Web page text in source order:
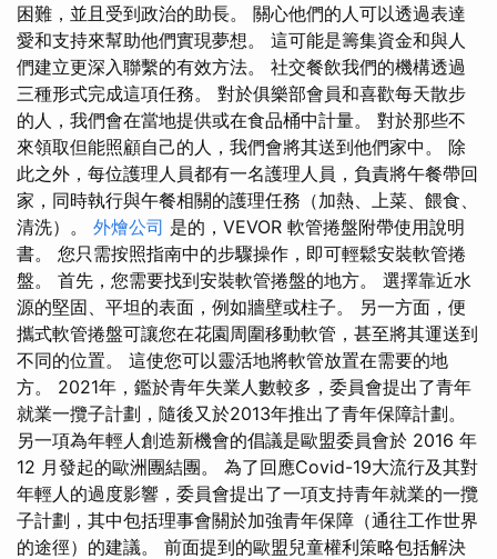
困難，並且受到政治的助長。 關心他們的人可以透過表達
愛和支持來幫助他們實現夢想。 這可能是籌集資金和與人
們建立更深入聯繫的有效方法。 社交餐飲我們的機構透過
三種形式完成這項任務。 對於俱樂部會員和喜歡每天散步
的人，我們會在當地提供或在食品桶中計量。 對於那些不
來領取但能照顧自己的人，我們會將其送到他們家中。 除
此之外，每位護理人員都有一名護理人員，負責將午餐帶回
家，同時執行與午餐相關的護理任務（加熱、上菜、餵食、
清洗）。 外燴公司 是的，VEVOR 軟管捲盤附帶使用說明
書。 您只需按照指南中的步驟操作，即可輕鬆安裝軟管捲
盤。 首先，您需要找到安裝軟管捲盤的地方。 選擇靠近水
源的堅固、平坦的表面，例如牆壁或柱子。 另一方面，便
攜式軟管捲盤可讓您在花園周圍移動軟管，甚至將其運送到
不同的位置。 這使您可以靈活地將軟管放置在需要的地
方。 2021年，鑑於青年失業人數較多，委員會提出了青年
就業一攬子計劃，隨後又於2013年推出了青年保障計劃。
另一項為年輕人創造新機會的倡議是歐盟委員會於 2016 年
12 月發起的歐洲團結團。 為了回應Covid-19大流行及其對
年輕人的過度影響，委員會提出了一項支持青年就業的一攬
子計劃，其中包括理事會關於加強青年保障（通往工作世界
的途徑）的建議。 前面提到的歐盟兒童權利策略包括解決